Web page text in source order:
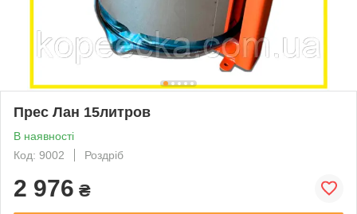
Прес Лан 15литров
В наявності
Код: 9002
Роздріб
2 976 ₴